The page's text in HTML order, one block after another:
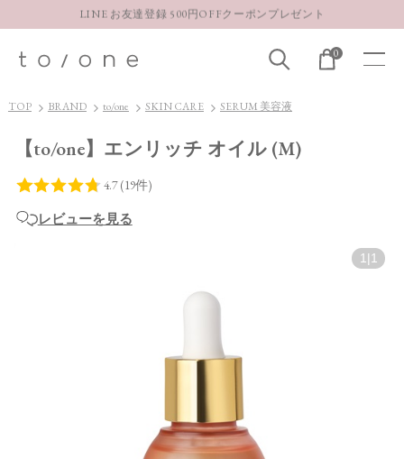
【重要】お盆期間中のお問い合わせと商品配送に関しまして
お得な定期購入コースはこちら 0
TOP BRAND to/one SKIN CARE SERUM 美容液
【to/one】エンリッチ オイル (M)
レビューを見る
1 1